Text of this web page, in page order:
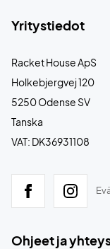
Yritystiedot
Racket House ApS
Holkebjergvej 120
5250 Odense SV
Tanska
VAT: DK36931108
Ohjeet ja